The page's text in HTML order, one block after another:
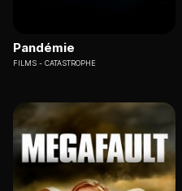
Pandémie
FILMS CATASTROPHE